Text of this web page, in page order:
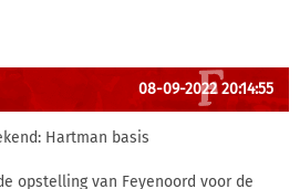
08-09-2022 20:14:55
Hartman basis
opstelling van Feyenoord voor de